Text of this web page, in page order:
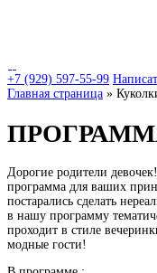
+7 (929) 597-55-99
Главная страница »
Дорогие родители
программа для ваших
постарались сделать
в нашу программу
проходит в стиле
модные гости!